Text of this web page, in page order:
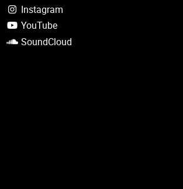
Instagram
YouTube
SoundCloud